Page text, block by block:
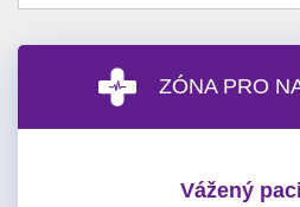
ZÓNA PRO
Vážený